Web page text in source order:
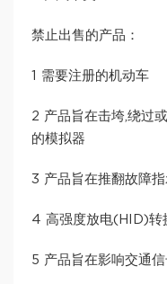
禁止出售的产品：
1 需要注册的机动车
2 产品旨在击垮,绕过
的模拟器
3 产品旨在推翻故障
4 高强度放电(HID)转
5 产品旨在影响交通